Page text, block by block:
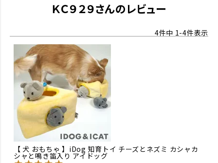
ＫＣ９２９さんのレビュー
4件中 1-4件表示
【 犬 おもちゃ 】iDog 知育トイ チーズとネズミ カシャカ
シャと鳴き笛入り アイドッグ